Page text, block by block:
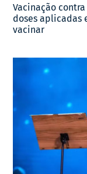
Vacinação
doses aplicadas
vacinar